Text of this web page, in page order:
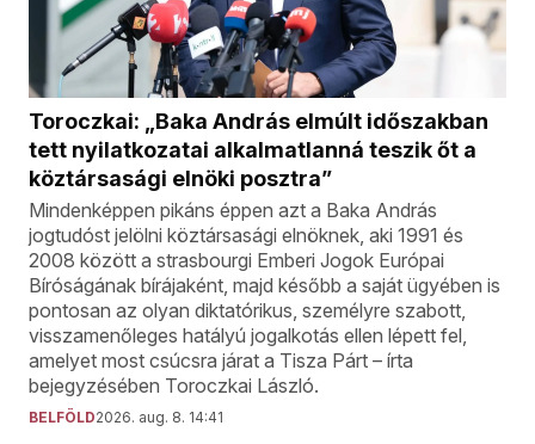
Toroczkai: „Baka András elmúlt időszakban
tett nyilatkozatai alkalmatlanná teszik őt a
köztársasági elnöki posztra”
Mindenképpen pikáns éppen azt a Baka András
jogtudóst jelölni köztársasági elnöknek, aki 1991 és
2008 között a strasbourgi Emberi Jogok Európai
Bíróságának bírájaként, majd később a saját ügyében is
pontosan az olyan diktatórikus, személyre szabott,
visszamenőleges hatályú jogalkotás ellen lépett fel,
amelyet most csúcsra járat a Tisza Párt – írta
bejegyzésében Toroczkai László.
BELFÖLD2026. aug. 8. 14:41